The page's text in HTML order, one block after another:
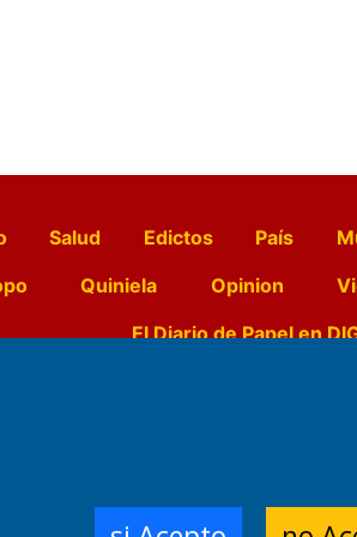
Salud Edictos País
Quiniela Opinion
El Diario de Papel en